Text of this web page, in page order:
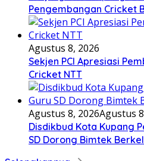
Pengembangan Cricket
Agustus 8, 2026
Sekjen PCI Apresiasi
Cricket NTT
Agustus 8, 2026Agustus
Disdikbud Kota Kupang
SD Dorong Bimtek